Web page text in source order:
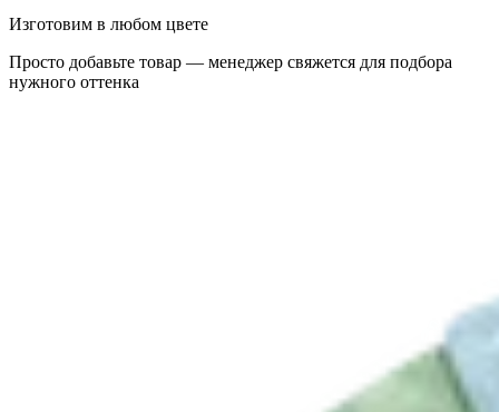
Изготовим в любом цвете
Просто добавьте товар — менеджер свяжется для подбора
нужного оттенка